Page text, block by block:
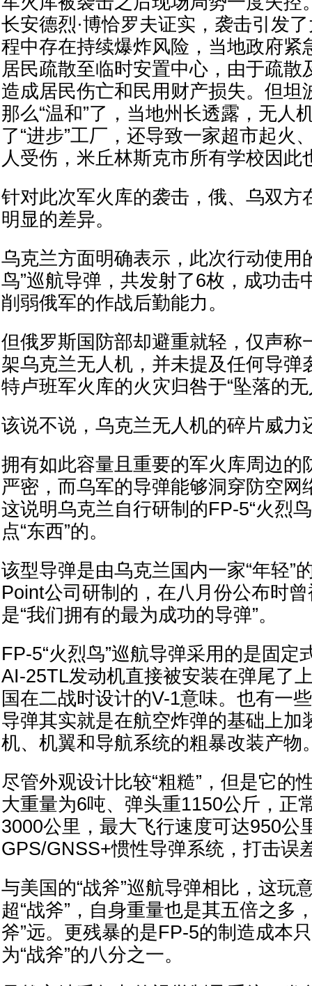
长安德烈·博恰罗夫证实，袭击引发
程中存在持续爆炸风险，当地政府紧
居民疏散至临时安置中心，由于疏散
造成居民伤亡和民用财产损失。但坦
那么“温和”了，当地州长透露，无人
了“进步”工厂，还导致一家超市起火
人受伤，米丘林斯克市所有学校因此
针对此次军火库的袭击，俄、乌双方
明显的差异。
乌克兰方面明确表示，此次行动使用
鸟”巡航导弹，共发射了6枚，成功击
削弱俄军的作战后勤能力。
但俄罗斯国防部却避重就轻，仅声称
架乌克兰无人机，并未提及任何导弹
特卢班军火库的火灾归咎于“坠落的
该说不说，乌克兰无人机的碎片威力
拥有如此容量且重要的军火库周边的
严密，而乌军的导弹能够洞穿防空网
这说明乌克兰自行研制的FP-5“火烈
点“东西”的。
该型导弹是由乌克兰国内一家“年轻”
Point公司研制的，在八月份公布时
是“我们拥有的最为成功的导弹”。
FP-5“火烈鸟”巡航导弹采用的是固定
AI-25TL发动机直接被安装在弹尾了
国在二战时设计的V-1意味。也有一
导弹其实就是在航空炸弹的基础上加
机、机翼和导航系统的粗暴改装产物
尽管外观设计比较“粗糙”，但是它的
大重量为6吨、弹头重1150公斤，正
3000公里，最大飞行速度可达950公
GPS/GNSS+惯性导弹系统，打击误
与美国的“战斧”巡航导弹相比，这玩
超“战斧”，自身重量也是其五倍之多
斧”远。更残暴的是FP-5的制造成本
为“战斧”的八分之一。